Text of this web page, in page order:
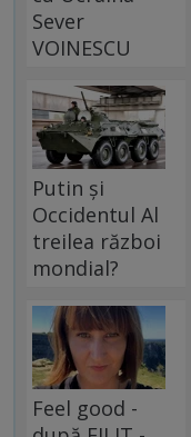
Sever
VOINESCU
Putin și
Occidentul Al
treilea război
mondial?
Feel good -